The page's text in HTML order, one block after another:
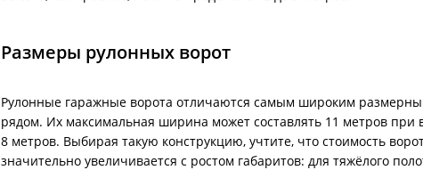
Размеры рулонных ворот
Рулонные гаражные ворота отличаются самым широким
рядом. Их максимальная ширина может составлять 11 метров при
8 метров. Выбирая такую конструкцию, учтите, что стоимость
значительно увеличивается с ростом габаритов: для тяжёлого